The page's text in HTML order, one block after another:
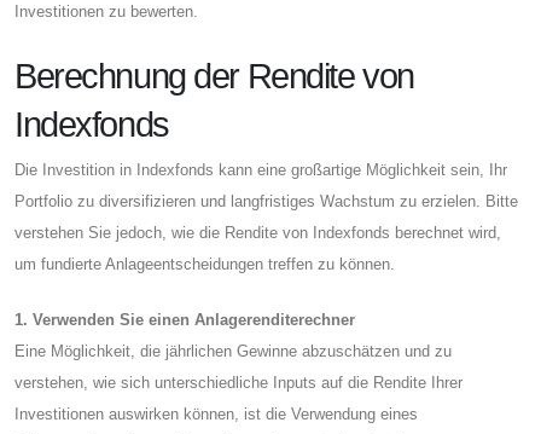
Investitionen zu bewerten.
Berechnung der Rendite von
Indexfonds
Die Investition in Indexfonds kann eine großartige Möglichkeit sein, Ihr
Portfolio zu diversifizieren und langfristiges Wachstum zu erzielen. Bitte
verstehen Sie jedoch, wie die Rendite von Indexfonds berechnet wird,
um fundierte Anlageentscheidungen treffen zu können.
1. Verwenden Sie einen Anlagerenditerechner
Eine Möglichkeit, die jährlichen Gewinne abzuschätzen und zu
verstehen, wie sich unterschiedliche Inputs auf die Rendite Ihrer
Investitionen auswirken können, ist die Verwendung eines